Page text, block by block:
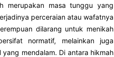
merupakan masa tunggu yang
perceraian atau wafatnya
dilarang untuk menikah
normatif, melainkan juga
mendalam. Di antara hikmah